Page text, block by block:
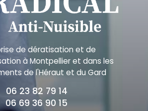
de dératisation et de
à Montpellier et dans les
de l'Héraut et du Gard
06 23 82 79 14
06 69 36 90 15